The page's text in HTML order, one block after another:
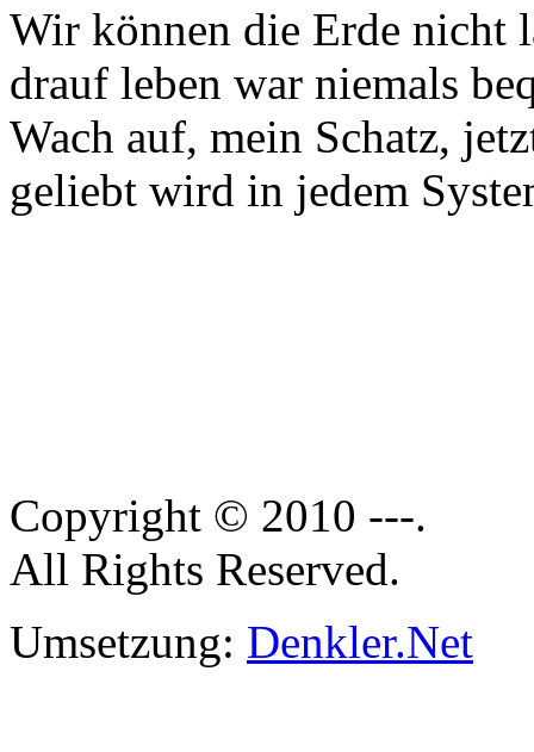
Wir können die Erde nicht
drauf leben war niemals
Wach auf, mein Schatz,
geliebt wird in jedem
Copyright © 2010 ---.
All Rights Reserved.
Umsetzung: Denkler.Net